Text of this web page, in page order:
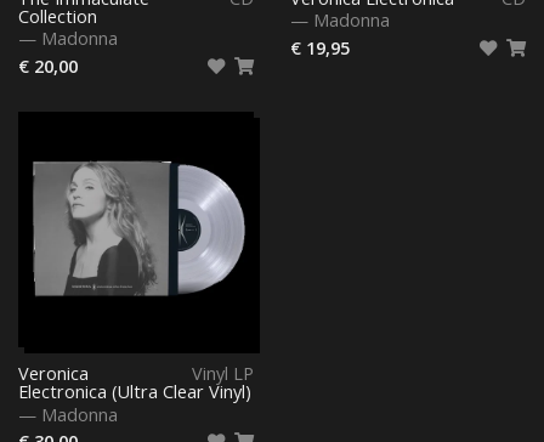
Collection
— Madonna
€ 20,00
— Madonna
€ 19,95
Vinyl LP
Veronica
Electronica (Ultra Clear Vinyl)
— Madonna